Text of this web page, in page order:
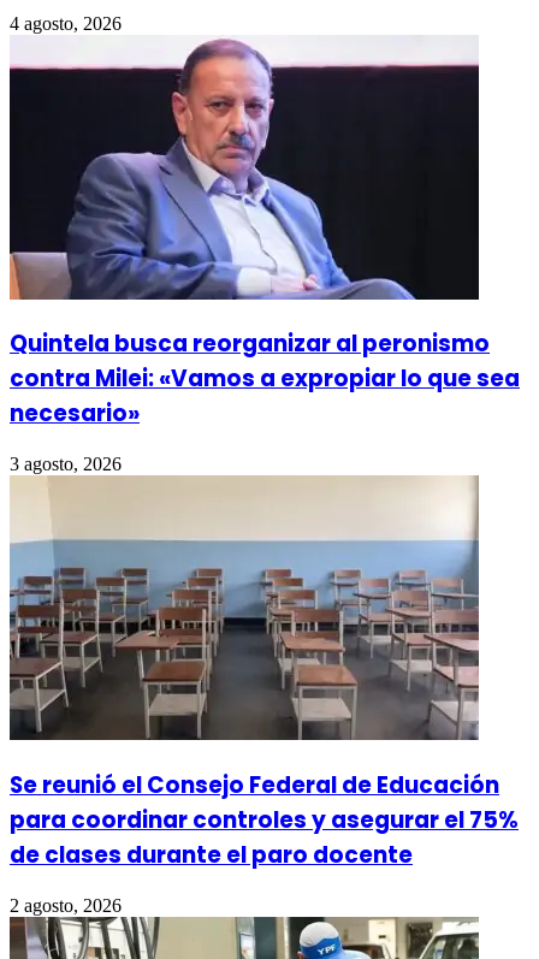
4 agosto, 2026
Quintela busca reorganizar al peronismo
contra Milei: «Vamos a expropiar lo que sea
necesario»
3 agosto, 2026
Se reunió el Consejo Federal de Educación
para coordinar controles y asegurar el 75%
de clases durante el paro docente
2 agosto, 2026